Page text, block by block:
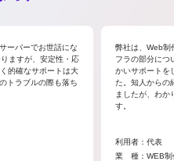
ーバーでお世話にな
ますが、安定性・応
的確なサポートは大
トラブルの際も落ち
弊社は、Web制
フラの部分につ
かいサポートを
た。知人からの
ましたが、わか
す。
利用者：代表
業 種：WEB制